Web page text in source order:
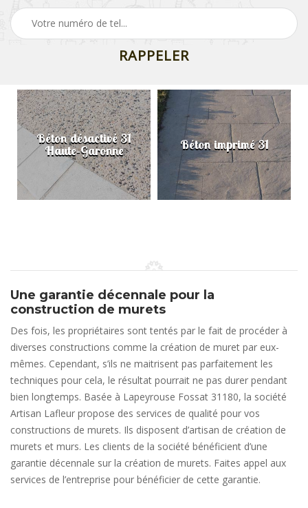
Béton désactivé 31
Haute-Garonne Béton imprimé 31
Une garantie décennale pour la
construction de murets
Des fois, les propriétaires sont tentés par le fait de procéder à
diverses constructions comme la création de muret par eux-
mêmes. Cependant, s’ils ne maitrisent pas parfaitement les
techniques pour cela, le résultat pourrait ne pas durer pendant
bien longtemps. Basée à Lapeyrouse Fossat 31180, la société
Artisan Lafleur propose des services de qualité pour vos
constructions de murets. Ils disposent d’artisan de création de
murets et murs. Les clients de la société bénéficient d’une
garantie décennale sur la création de murets. Faites appel aux
services de l’entreprise pour bénéficier de cette garantie.